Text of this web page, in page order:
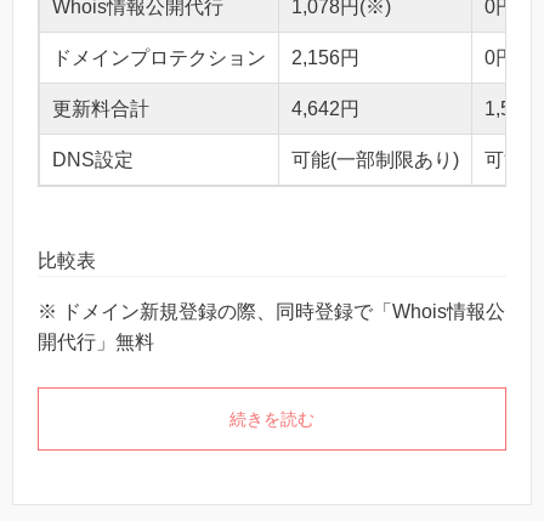
Whois情報公開代行 1,078円(※) 0円
ドメインプロテクション 2,156円 0円
更新料合計 4,642円 1,540
DNS設定 可能(一部制限あり) 可能
比較表
※ ドメイン新規登録の際、同時登録で「Whois情報公
開代行」無料
続きを読む